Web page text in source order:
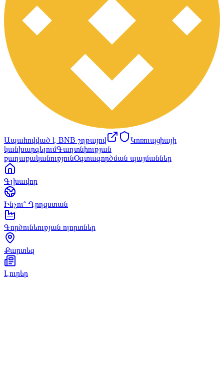
Ապահովված է BNB շղթայով
Կոռուպցիայի
կանխարգելումԳաղտնիության
քաղաքականությունՕգտագործման պայմաններ
Գլխավոր
Ինչու՞ Ղրղզստան
Գործունեության ոլորտներ
Քարտեզ
Լուրեր